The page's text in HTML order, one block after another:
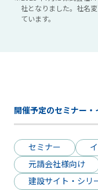
社となりました。社名
ています。
開催予定のセミナー・
セミナー
元請会社様向け
建設サイト・シリ